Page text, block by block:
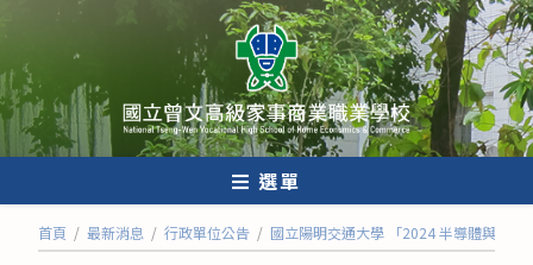
轉
至
主
要
內
選單
首頁 / 最新消息 / 行政單位公告 / 國立陽明交通大學 「2024 半導體與晶片